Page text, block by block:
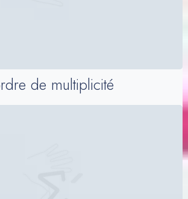
de multiplicité